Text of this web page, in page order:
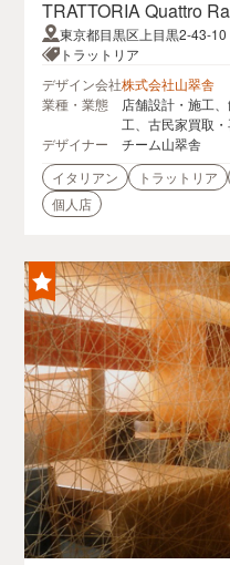
TRATTORIA Quattro
東京都目黒区上目黒2-43-10
トラットリア
デザイン会社株式会社山翠舎
業種・業態
店舗設計・施工
工、古民家買取
デザイナー
チーム山翠舎
イタリアン
トラットリア
個人店